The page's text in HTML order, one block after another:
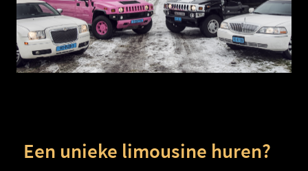
Een unieke limousine huren?